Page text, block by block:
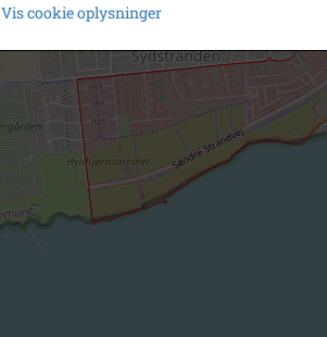
Vis cookie oplysninger